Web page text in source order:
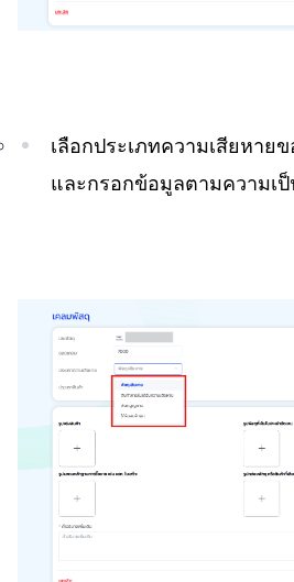
เลือกประเภทความเสียหาย
และกรอกข้อมูลตามความเป็